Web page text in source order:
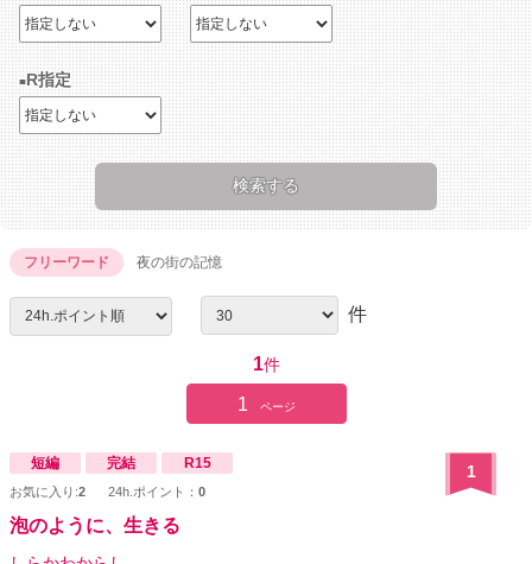
R指定
フリーワード 夜の街の記憶
件
1件
1 ページ
短編 完結 R15
お気に入り:2 24h.ポイント： 0
1
泡のように、生きる